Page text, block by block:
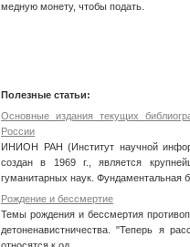
медную монету, чтобы подать.
Полезные статьи:
Основные издания текущих
России
ИНИОН РАН (Институт научной
создан в 1969 г., является
гуманитарных наук. Фундаментальная
Рождение и бессмертие
Темы рождения и бессмертия
детоненавистничества. "Теперь я